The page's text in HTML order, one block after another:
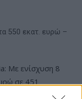
550 εκατ. ευρώ –